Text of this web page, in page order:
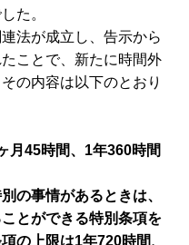
た。
法が成立し、告示から
ことで、新たに時間外
の内容は以下のとおり
月45時間、1年360時間
の事情があるときは、
とができる特別条項を
の上限は1年720時間、